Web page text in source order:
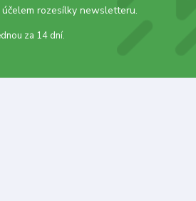
rozesílky newsletteru.
za 14 dní.